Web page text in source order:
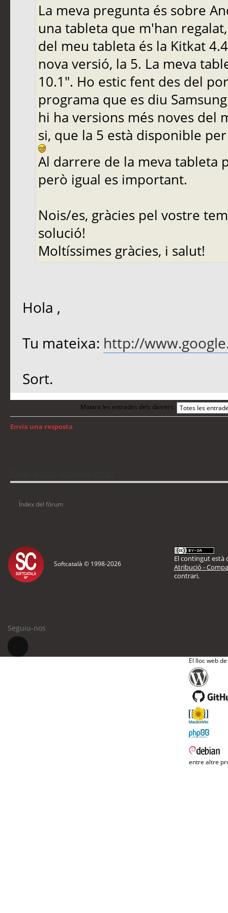
La meva pregunta és sobre
una tableta que m'han
del meu tableta és la Kitkat
nova versió, la 5. La meva
10.1". Ho estic fent des del
programa que es diu
hi ha versions més noves del
si, que la 5 està disponible
Al darrere de la meva tableta
però igual es important.
Nois/es, gràcies pel vostre
solució!
Moltíssimes gràcies, i salut!
Hola ,
Tu mateixa: http://
Sort.
Mostra les entrades dels darrers:
Envia una resposta
Índex del fòrum
Softcatalà © 1998-2026
El contingut està
Atribució -
contrari.
Seguiu-nos
El lloc web
entre altre